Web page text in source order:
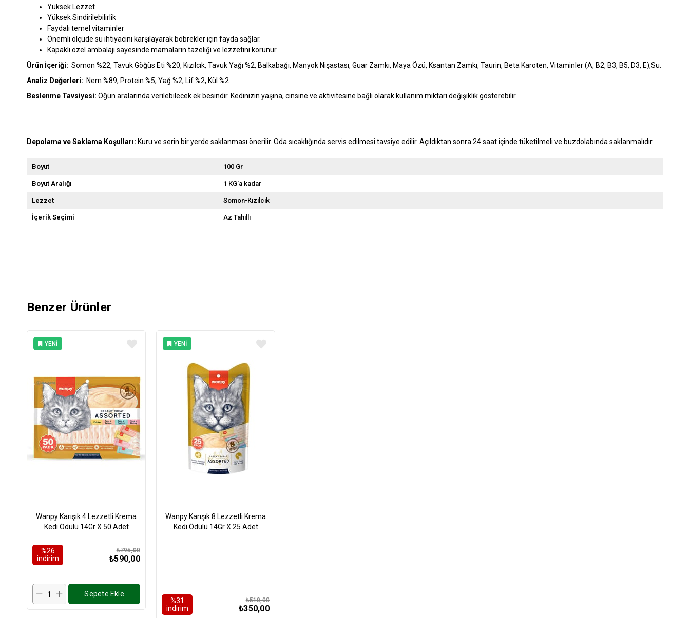
Yüksek Lezzet
Yüksek Sindirilebilirlik
Faydalı temel vitaminler
Önemli ölçüde su ihtiyacını karşılayarak böbrekler için fayda sağlar.
Kapaklı özel ambalajı sayesinde mamaların tazeliği ve lezzetini korunur.
Ürün İçeriği: Somon %22, Tavuk Göğüs Eti %20, Kızılcık, Tavuk Yağı %2, Balkabağı, Manyok Nişastası, Guar Zamkı, Maya Özü, Ksantan Zamkı, Taurin, Beta Karoten, Vitaminler (A, B2, B3, B5, D3, E),Su.
Analiz Değerleri: Nem %89, Protein %5, Yağ %2, Lif %2, Kül %2
Beslenme Tavsiyesi: Öğün aralarında verilebilecek ek besindir. Kedinizin yaşına, cinsine ve aktivitesine bağlı olarak kullanım miktarı değişiklik gösterebilir.
Depolama ve Saklama Koşulları: Kuru ve serin bir yerde saklanması önerilir. Oda sıcaklığında servis edilmesi tavsiye edilir. Açıldıktan sonra 24 saat içinde tüketilmeli ve buzdolabında saklanmalıdır.
Boyut 100 Gr
Boyut Aralığı 1 KG'a kadar
Lezzet Somon-Kızılcık
İçerik Seçimi Az Tahıllı
Benzer Ürünler
Wanpy Karışık 4 Lezzetli Krema
Kedi Ödülü 14Gr X 50 Adet
%26
i̇ndirim
₺590,00
₺795,00
Sepete Ekle
YENI
Wanpy Karışık 8 Lezzetli Krema
Kedi Ödülü 14Gr X 25 Adet
%31
i̇ndirim
₺350,00
₺510,00
YENI